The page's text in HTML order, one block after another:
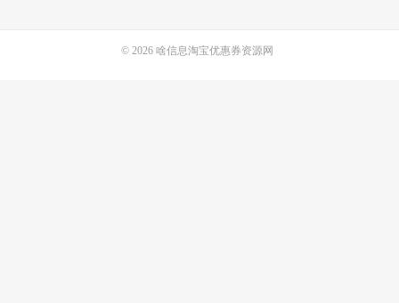
© 2026 啥信息淘宝优惠券资源网